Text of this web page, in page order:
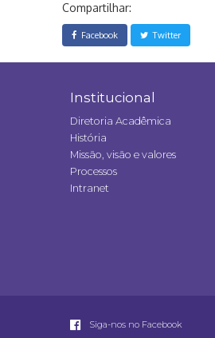
Compartilhar:
Facebook Twitter
Institucional
Diretoria Acadêmica
História
Missão, visão e valores
Processos
Intranet
Siga-nos no Facebook